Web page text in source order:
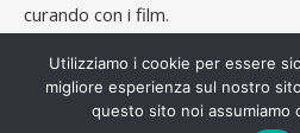
curando con i film.
Utilizziamo i cookie per essere
migliore esperienza sul nostro
questo sito noi assumiamo